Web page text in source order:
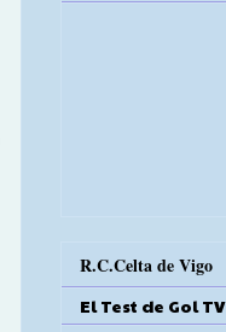
R.C.Celta de Vigo
El Test de Gol TV